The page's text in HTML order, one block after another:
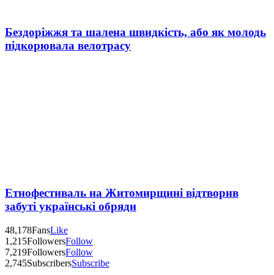
Бездоріжжя та шалена швидкість, або як молодь
підкорювала велотрасу
Етнофестиваль на Житомирщині відтворив
забуті українські обряди
48,178FansLike
1,215FollowersFollow
7,219FollowersFollow
2,745SubscribersSubscribe